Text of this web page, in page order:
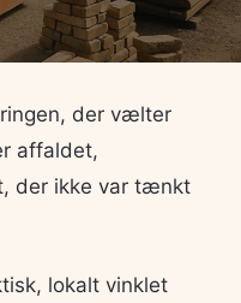
der vælter
affaldet,
der ikke var tænkt
lokalt vinklet